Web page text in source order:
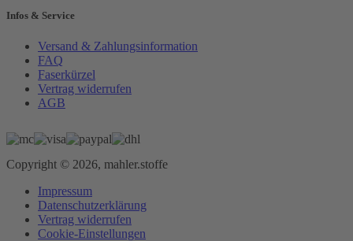
Infos & Service
Versand & Zahlungsinformation
FAQ
Faserkürzel
Vertrag widerrufen
AGB
Copyright © 2026, mahler.stoffe
Impressum
Datenschutzerklärung
Vertrag widerrufen
Cookie-Einstellungen